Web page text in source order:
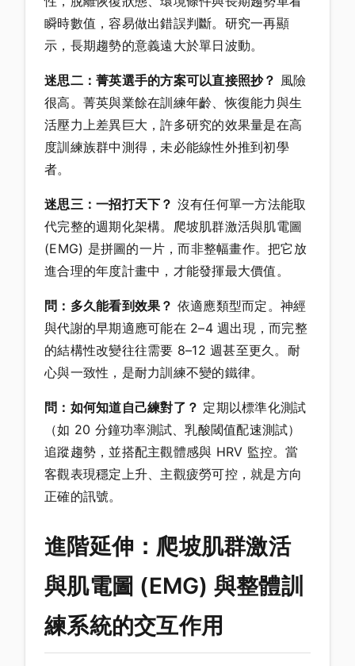
瞬時數值，容易做出錯誤判斷。研究一再顯
示，長期趨勢的意義遠大於單日波動。
迷思二：菁英選手的方案可以直接照抄？ 風險
很高。菁英與業餘在訓練年齡、恢復能力與生
活壓力上差異巨大，許多研究的效果量是在高
度訓練族群中測得，未必能線性外推到初學
者。
迷思三：一招打天下？ 沒有任何單一方法能取
代完整的週期化架構。爬坡肌群激活與肌電圖
(EMG) 是拼圖的一片，而非整幅畫作。把它放
進合理的年度計畫中，才能發揮最大價值。
問：多久能看到效果？ 依適應類型而定。神經
與代謝的早期適應可能在 2–4 週出現，而完整
的結構性改變往往需要 8–12 週甚至更久。耐
心與一致性，是耐力訓練不變的鐵律。
問：如何知道自己練對了？ 定期以標準化測試
（如 20 分鐘功率測試、乳酸閾值配速測試）
追蹤趨勢，並搭配主觀體感與 HRV 監控。當
客觀表現穩定上升、主觀疲勞可控，就是方向
正確的訊號。
進階延伸：爬坡肌群激活
與肌電圖 (EMG) 與整體訓
練系統的交互作用